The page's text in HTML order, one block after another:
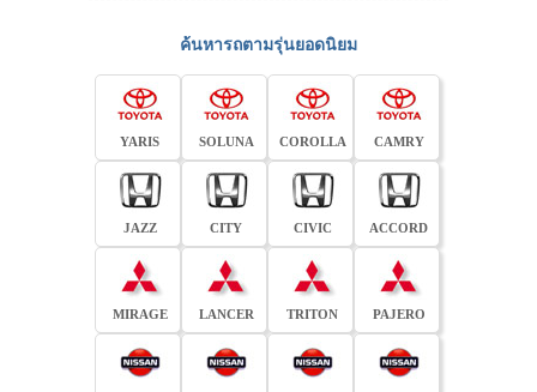
ค้นหารถตามรุ่นยอดนิยม
YARIS SOLUNA COROLLA CAMRY
JAZZ CITY CIVIC ACCORD
MIRAGE LANCER TRITON PAJERO